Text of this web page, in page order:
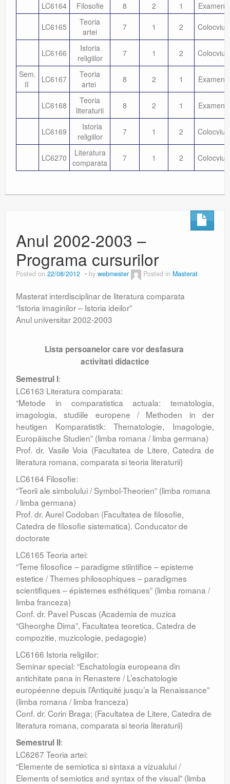
LC6164 Filosofie 8 2 1 Examen
LC6165
Teoria
artei
7 1 2 Colocviu
LC6166
Istoria
religiilor
7 1 2 Colocviu
Sem.
II
LC6167
Teoria
artei
8 2 1 Examen
LC6168
Teoria
literaturii
8 2 1 Examen
LC6169
Istoria
religiilor
7 1 2 Colocviu
LC6270
Literatura
comparata
7 1 2 Colocviu
Anul 2002-2003 –
Programa cursurilor
Posted on 22/08/2012 by webmester Posted in Masterat
Masterat interdisciplinar de literatura comparata
“Istoria imaginilor – Istoria ideilor”
Anul universitar 2002-2003
Lista persoanelor care vor desfasura
activitati didactice
Semestrul I:
LC6163 Literatura comparata:
“Metode in comparatistica actuala: tematologia,
imagologia, studiile europene / Methoden in der
heutigen Komparatistik: Thematologie, Imagologie,
Europäische Studien” (limba romana / limba germana)
Prof. dr. Vasile Voia (Facultatea de Litere, Catedra de
literatura romana, comparata si teoria literaturii)
LC6164 Filosofie:
“Teorii ale simbolului / Symbol-Theorien” (limba romana
/ limba germana)
Prof. dr. Aurel Codoban (Facultatea de filosofie,
Catedra de filosofie sistematica). Conducator de
doctorate
LC6165 Teoria artei:
“Teme filosofice – paradigme stiintifice – episteme
estetice / Themes philosophiques – paradigmes
scientifiques – épistemes esthétiques” (limba romana /
limba franceza)
Conf. dr. Pavel Puscas (Academia de muzica
“Gheorghe Dima”, Facultatea teoretica, Catedra de
compozitie, muzicologie, pedagogie)
LC6166 Istoria religiilor:
Seminar special: “Eschatologia europeana din
antichitate pana in Renastere / L’eschatologie
européenne depuis l’Antiquité jusqu’a la Renaissance”
(limba romana / limba franceza)
Conf. dr. Corin Braga; (Facultatea de Litere, Catedra de
literatura romana, comparata si teoria literaturii)
Semestrul II:
LC6267 Teoria artei:
“Elemente de semiotica si sintaxa a vizualului /
Elements of semiotics and syntax of the visual” (limba